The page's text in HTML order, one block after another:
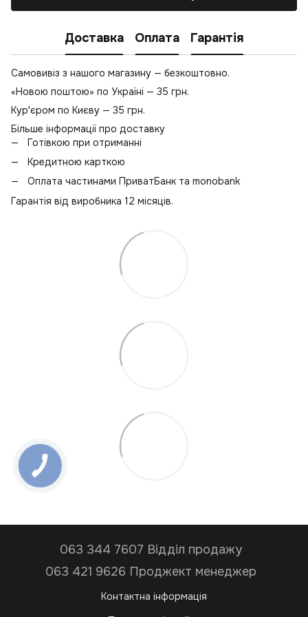
Доставка Оплата Гарантія
Самовивіз з нашого магазину — безкоштовно.
«Новою поштою» по Україні — 35 грн.
Кур'єром по Києву — 35 грн.
Більше інформації про доставку
Готівкою при отриманні
Кредитною карткою
Оплата частинами ПриватБанк та monobank
Гарантія від виробника 12 місяців.
063 344 7607 Відділ продажу
063 421 9626 Проджект менеджер
Контактна інформація